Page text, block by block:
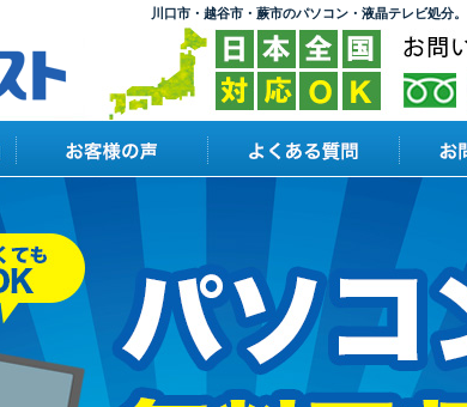
川口市・越谷市・蕨市のパソコン・液晶テレビ処分